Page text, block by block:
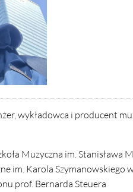
wykładowca i producent
Muzyczna im.
im. Karola Szymanowskiego
prof. Bernarda Steuera